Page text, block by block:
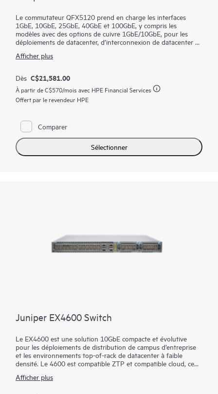
Le commutateur QFX5120 prend en charge les interfaces
1GbE, 10GbE, 25GbE, 40GbE et 100GbE, y compris les
modèles avec des options de cuivre 1GbE/10GbE, pour les
déploiements de datacenter, d’interconnexion de datacenter et
qui prennent en charge les architectures de fabric EVPN-
Gérez le déploiement du commutateur QFX5120 de votre
datacenter avec le logiciel Juniper Apstra clé en main, qui
automatise l'ensemble du cycle de vie du réseau pour simplifier
la conception, le déploiement et les opérations et fournit une
opérations et améliorer la visibilité.
Afficher plus
Dès C$21,581.00
À partir deC$570/mois avec HPE Financial Services
Offert par le revendeur HPE
Comparer
Sélectionner
Juniper EX4600 Switch
Le EX4600 est une solution 10GbE compacte et évolutive
pour les déploiements de distribution de campus d’entreprise
et les environnements top-of-rack de datacenter à faible
densité. Le 4600 est compatible ZTP et compatible cloud, ce
avec Juniper Wired Assurance pour améliorer l'expérience des
Afficher plus